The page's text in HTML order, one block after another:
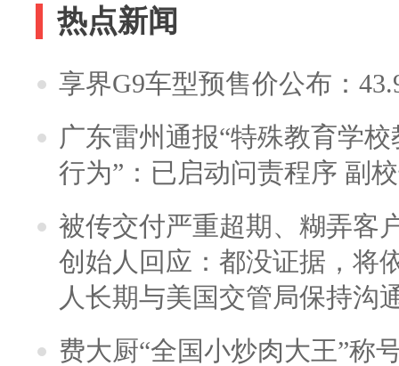
热点新闻
享界G9车型预售价公布：
广东雷州通报“特殊教育学
行为”：已启动问责程序 副
被传交付严重超期、糊弄客
创始人回应：都没证据，将
人长期与美国交管局保持沟
费大厨“全国小炒肉大王”称